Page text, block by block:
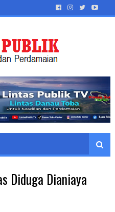
Diduga Dianiaya